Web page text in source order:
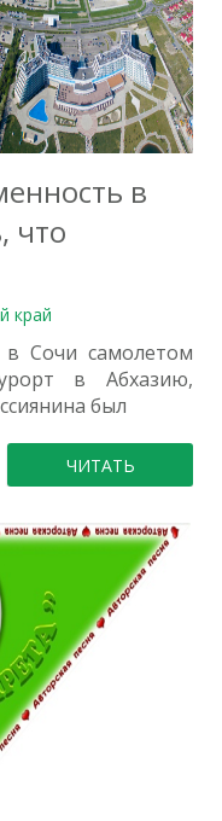
1
в
что
край
Сочи самолетом
в Абхазию,
был
ЧИТАТЬ